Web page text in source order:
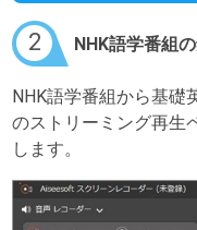
2 NHK語学番組
NHK語学番組から基礎
のストリーミング再生
します。